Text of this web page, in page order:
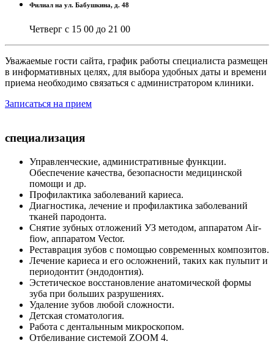
Филиал на ул. Бабушкина, д. 48
Четверг с 15 00 до 21 00
Уважаемые гости сайта, график работы специалиста размещен
в информативных целях, для выбора удобных даты и времени
приема необходимо связаться с администратором клиники.
Записаться на прием
специализация
Управленческие, административные функции.
Обеспечение качества, безопасности медицинской
помощи и др.
Профилактика заболеваний кариеса.
Диагностика, лечение и профилактика заболеваний
тканей пародонта.
Снятие зубных отложений УЗ методом, аппаратом Аir-
fiow, аппаратом Vector.
Реставрация зубов с помощью современных композитов.
Лечение кариеса и его осложнений, таких как пульпит и
периодонтит (эндодонтия).
Эстетическое восстановление анатомической формы
зуба при больших разрушениях.
Удаление зубов любой сложности.
Детская стоматология.
Работа с дентальнным микроскопом.
Отбеливание системой ZOOM 4.